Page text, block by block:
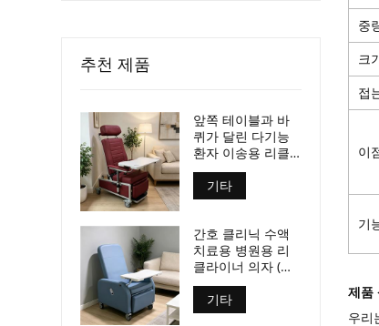
중
크
접
이
기
제품
우리
추천 제품
앞쪽 테이블과 바
퀴가 달린 다기능
환자 이송용 리클
라이너 의자, CE 및
ISO 인증
기타
간호 클리닉 수액
치료용 병원용 리
클라이너 의자 (일
체형 트레이 테이
블 포함) 이동식 환
자 의자 (간호 센터
기타